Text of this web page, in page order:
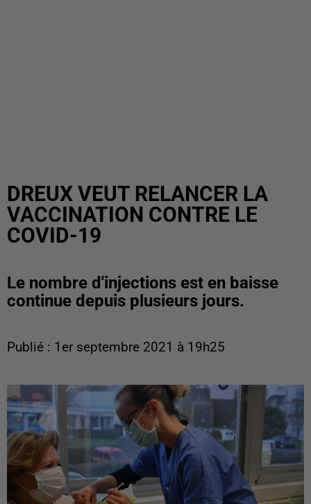
DREUX VEUT RELANCER LA
VACCINATION CONTRE LE
COVID-19
Le nombre d'injections est en baisse
continue depuis plusieurs jours.
Publié : 1er septembre 2021 à 19h25